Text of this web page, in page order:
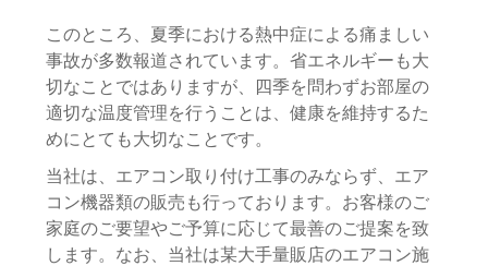
このところ、夏季における熱中症による痛ましい
事故が多数報道されています。省エネルギーも大
切なことではありますが、四季を問わずお部屋の
適切な温度管理を行うことは、健康を維持するた
めにとても大切なことです。
当社は、エアコン取り付け工事のみならず、エア
コン機器類の販売も行っております。お客様のご
家庭のご要望やご予算に応じて最善のご提案を致
します。なお、当社は某大手量販店のエアコン施